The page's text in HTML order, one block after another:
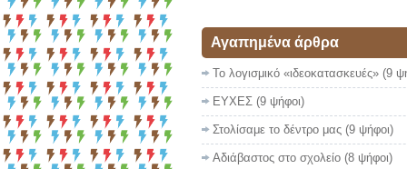
Αγαπημένα άρθρα
Το λογισμικό «ιδεοκατασκευές» (9
ΕΥΧΕΣ (9 ψήφοι)
Στολίσαμε το δέντρο μας (9 ψήφοι)
Αδιάβαστος στο σχολείο (8 ψήφοι)